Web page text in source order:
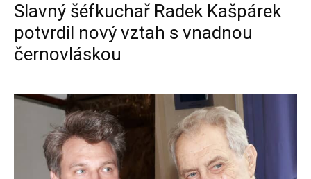
Slavný šéfkuchař Radek Kašpárek
potvrdil nový vztah s vnadnou
černovláskou